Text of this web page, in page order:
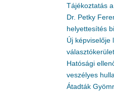
Tájékoztatás
Dr. Petky
helyettesítés
Új képviselője
Hatósági
veszélyes
Átadták